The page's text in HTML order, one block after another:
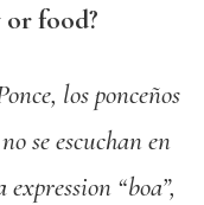
food?
los ponceños
se escuchan en
“boa”,